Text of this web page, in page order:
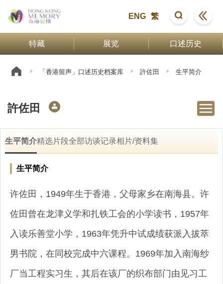
ENG 繁
特藏 展览 口述历史
「香港留声」口述历史档案库 許佐田 生平简介
許佐田
生平简介精选片段全部访谈记录相片/资料集
生平简介
许佐田，1949年生于香港，父母家乡在南海县。许
佐田曾在龙津义学和扎铁工会的小学读书，1957年
入读乐善堂小学，1963年凭升中试成绩获派入拔萃
男书院，在同校完成中六课程。1969年加入南海纱
厂当工程实习生，其后在该厂的织布部门由见习工